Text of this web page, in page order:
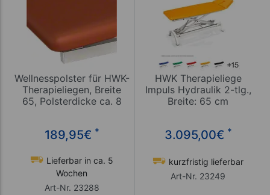
Wellnesspolster für HWK-
Therapieliegen, Breite
65, Polsterdicke ca. 8
189,95€ *
Lieferbar in ca. 5
Wochen
Art-Nr. 23288
HWK Therapieliege
Impuls Hydraulik 2-tlg.,
Breite: 65 cm
3.095,00€ *
kurzfristig lieferbar
Art-Nr. 23249